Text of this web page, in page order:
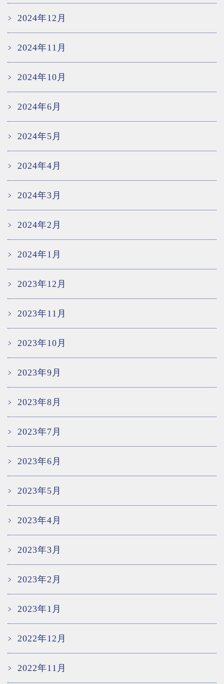
2024年12月
2024年11月
2024年10月
2024年6月
2024年5月
2024年4月
2024年3月
2024年2月
2024年1月
2023年12月
2023年11月
2023年10月
2023年9月
2023年8月
2023年7月
2023年6月
2023年5月
2023年4月
2023年3月
2023年2月
2023年1月
2022年12月
2022年11月